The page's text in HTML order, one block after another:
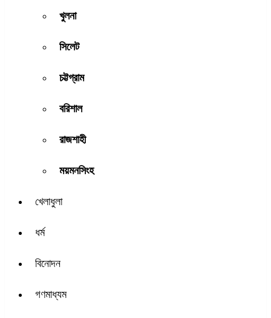
খুলনা
সিলেট
চট্টগ্রাম
বরিশাল
রাজশাহী
ময়মনসিংহ
খেলাধুলা
ধর্ম
বিনোদন
গণমাধ্যম